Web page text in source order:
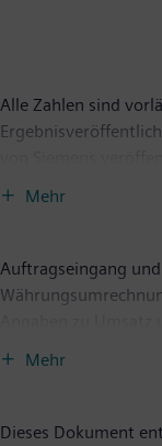
Alle Zahlen sind
-> Publications &
Mehr
Auftragseingang
Effekte aus der
Mehr
Dieses Dokument